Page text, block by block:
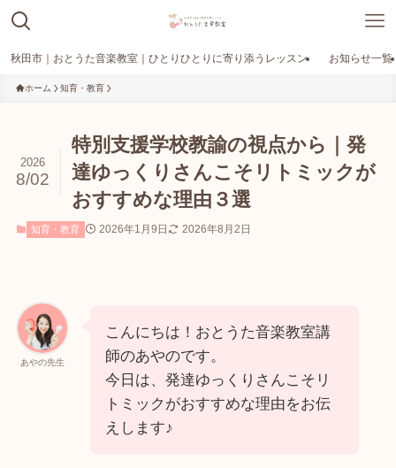
秋田市｜おとうた音楽教室｜ひとりひとりに寄り添うレッスン お知らせ一覧
ホーム 知育・教育
特別支援学校教諭の視点から｜発
達ゆっくりさんこそリトミックが
おすすめな理由３選
2026
8/02
知育・教育 2026年1月9日 2026年8月2日
あやの先生
こんにちは！おとうた音楽教室講
師のあやのです。
今日は、発達ゆっくりさんこそリ
トミックがおすすめな理由をお伝
えします♪